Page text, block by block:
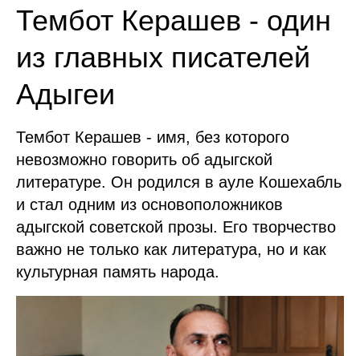
Тембот Керашев - один
из главных писателей
Адыгеи
Тембот Керашев - имя, без которого
невозможно говорить об адыгской
литературе. Он родился в ауле Кошехабль
и стал одним из основоположников
адыгской советской прозы. Его творчество
важно не только как литература, но и как
культурная память народа.